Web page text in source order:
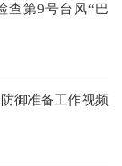
查第9号台风“巴
御准备工作视频